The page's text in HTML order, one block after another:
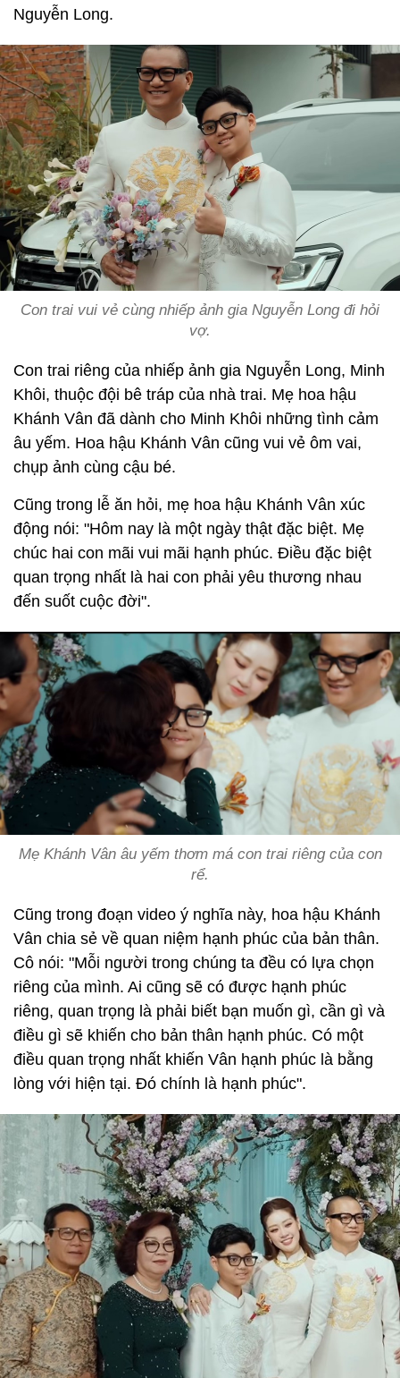
Nguyễn Long.
Con trai vui vẻ cùng nhiếp ảnh gia Nguyễn Long đi hỏi
vợ.
Con trai riêng của nhiếp ảnh gia Nguyễn Long, Minh
Khôi, thuộc đội bê tráp của nhà trai. Mẹ hoa hậu
Khánh Vân đã dành cho Minh Khôi những tình cảm
âu yếm. Hoa hậu Khánh Vân cũng vui vẻ ôm vai,
chụp ảnh cùng cậu bé.
Cũng trong lễ ăn hỏi, mẹ hoa hậu Khánh Vân xúc
động nói: "Hôm nay là một ngày thật đặc biệt. Mẹ
chúc hai con mãi vui mãi hạnh phúc. Điều đặc biệt
quan trọng nhất là hai con phải yêu thương nhau
đến suốt cuộc đời".
Mẹ Khánh Vân âu yếm thơm má con trai riêng của con
rể.
Cũng trong đoạn video ý nghĩa này, hoa hậu Khánh
Vân chia sẻ về quan niệm hạnh phúc của bản thân.
Cô nói: "Mỗi người trong chúng ta đều có lựa chọn
riêng của mình. Ai cũng sẽ có được hạnh phúc
riêng, quan trọng là phải biết bạn muốn gì, cần gì và
điều gì sẽ khiến cho bản thân hạnh phúc. Có một
điều quan trọng nhất khiến Vân hạnh phúc là bằng
lòng với hiện tại. Đó chính là hạnh phúc".